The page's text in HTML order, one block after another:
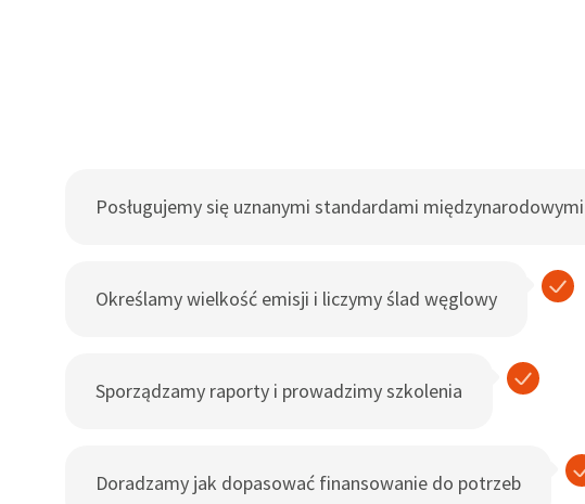
Posługujemy się uznanymi standardami międzynarodowymi
Określamy wielkość emisji i liczymy ślad węglowy
Sporządzamy raporty i prowadzimy szkolenia
Doradzamy jak dopasować finansowanie do potrzeb